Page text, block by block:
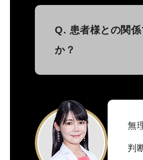
Q. 患者様との関
か？
無
判